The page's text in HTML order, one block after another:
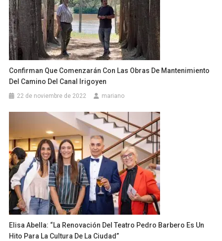
Confirman Que Comenzarán Con Las Obras De Mantenimiento
Del Camino Del Canal Irigoyen
22 de noviembre de 2022 mariano
Elisa Abella: “La Renovación Del Teatro Pedro Barbero Es Un
Hito Para La Cultura De La Ciudad”